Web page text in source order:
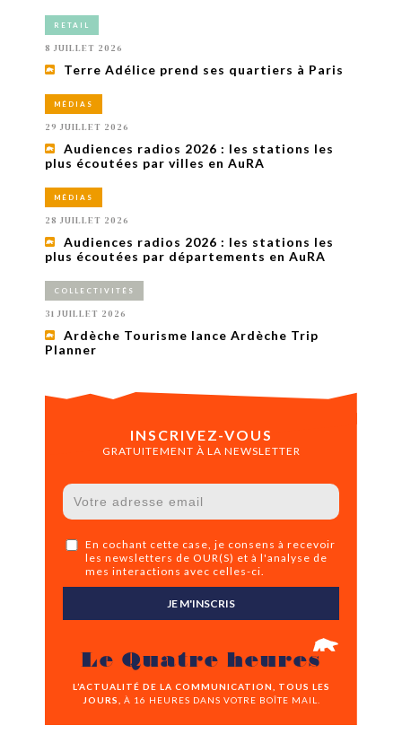
RETAIL
8 JUILLET 2026
Terre Adélice prend ses quartiers à Paris
MÉDIAS
29 JUILLET 2026
Audiences radios 2026 : les stations les
plus écoutées par villes en AuRA
MÉDIAS
28 JUILLET 2026
Audiences radios 2026 : les stations les
plus écoutées par départements en AuRA
COLLECTIVITÉS
31 JUILLET 2026
Ardèche Tourisme lance Ardèche Trip
Planner
INSCRIVEZ-VOUS
GRATUITEMENT À LA NEWSLETTER
En cochant cette case, je consens à recevoir
les newsletters de OUR(S) et à l'analyse de
mes interactions avec celles-ci.
JE M'INSCRIS
Le Quatre heures
L’ACTUALITÉ DE LA COMMUNICATION, TOUS LES
JOURS,
À 16 HEURES DANS VOTRE BOÎTE MAIL.